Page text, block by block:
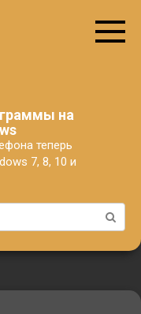
на
теперь
7, 8, 10 и